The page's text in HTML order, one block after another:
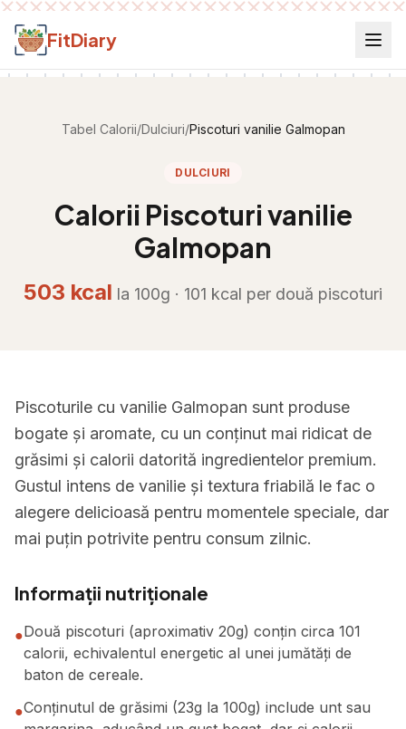
Salt la conținut
FitDiary
Tabel Calorii/Dulciuri/Piscoturi vanilie Galmopan
DULCIURI
Calorii Piscoturi vanilie
Galmopan
503 kcal la 100g · 101 kcal per două piscoturi
Piscoturile cu vanilie Galmopan sunt produse
bogate și aromate, cu un conținut mai ridicat de
grăsimi și calorii datorită ingredientelor premium.
Gustul intens de vanilie și textura friabilă le fac o
alegere delicioasă pentru momentele speciale, dar
mai puțin potrivite pentru consum zilnic.
Informații nutriționale
●Două piscoturi (aproximativ 20g) conțin circa 101
calorii, echivalentul energetic al unei jumătăți de
baton de cereale.
●Conținutul de grăsimi (23g la 100g) include unt sau